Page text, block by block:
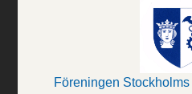
Föreningen